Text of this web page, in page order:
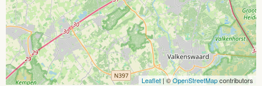
Leaflet| ©OpenStreetMapcontributors